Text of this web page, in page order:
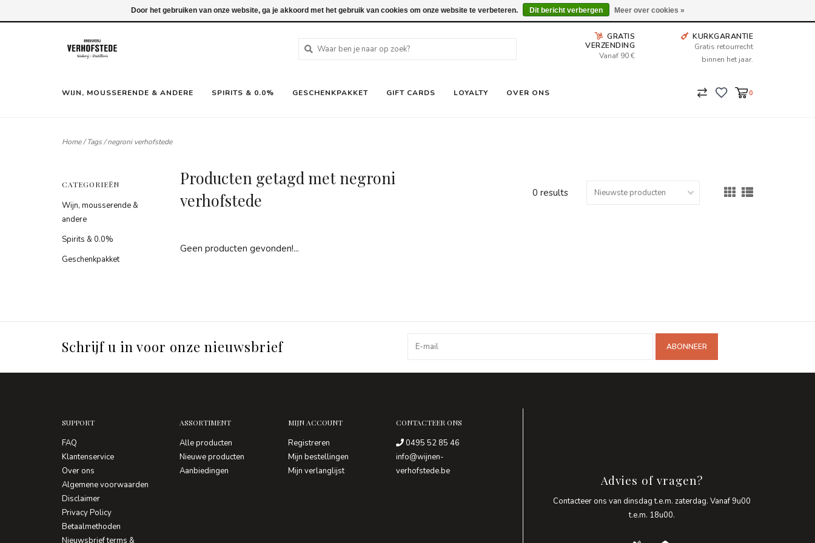
Wij leveren tot aan uw deur. Afhalen is mogelijk.
GRATIS
VERZENDING
Vanaf 90 €
KURKGARANTIE
Gratis retourrecht
binnen het jaar.
WIJN, MOUSSERENDE & ANDERE SPIRITS & 0.0% GESCHENKPAKKET GIFT CARDS LOYALTY OVER ONS 0
Home/Tags/negroni verhofstede
CATEGORIEËN
Wijn, mousserende &
andere
Spirits & 0.0%
Geschenkpakket
Producten getagd met negroni
verhofstede
0 results
Geen producten gevonden!...
Schrijf u in voor onze nieuwsbrief ABONNEER
SUPPORT
FAQ
Klantenservice
Over ons
Algemene voorwaarden
Disclaimer
Privacy Policy
Betaalmethoden
Nieuwsbrief terms &
ASSORTIMENT
Alle producten
Nieuwe producten
Aanbiedingen
MIJN ACCOUNT
Registreren
Mijn bestellingen
Mijn verlanglijst
CONTACTEER ONS
0495 52 85 46
info@wijnen-
verhofstede.be
Advies of vragen?
Contacteer ons van dinsdag t.e.m. zaterdag. Vanaf 9u00
t.e.m. 18u00.
Door het gebruiken van onze website, ga je akkoord met het gebruik van cookies om onze website te verbeteren. Dit bericht verbergen Meer over cookies »